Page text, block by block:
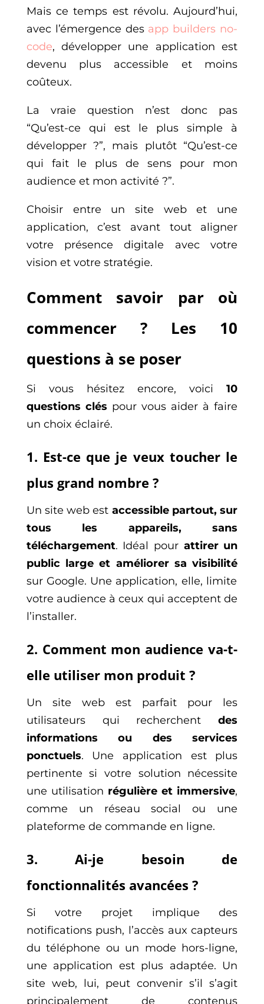
Mais ce temps est révolu. Aujourd’hui,
avec l’émergence des app builders no-
code, développer une application est
devenu plus accessible et moins
coûteux.
La vraie question n’est donc pas
“Qu’est-ce qui est le plus simple à
développer ?”, mais plutôt “Qu’est-ce
qui fait le plus de sens pour mon
audience et mon activité ?”.
Choisir entre un site web et une
application, c’est avant tout aligner
votre présence digitale avec votre
vision et votre stratégie.
Comment savoir par où
commencer ? Les 10
questions à se poser
Si vous hésitez encore, voici10
questions clés pour vous aider à faire
un choix éclairé.
1. Est-ce que je veux toucher le
plus grand nombre ?
Un site web est accessible partout, sur
tous les appareils, sans
téléchargement. Idéal pour attirer un
public large et améliorer sa visibilité
sur Google. Une application, elle, limite
votre audience à ceux qui acceptent de
l’installer.
2. Comment mon audience va-t-
elle utiliser mon produit ?
Un site web est parfait pour les
utilisateurs qui recherchentdes
informations ou des services
ponctuels. Une application est plus
pertinente si votre solution nécessite
une utilisation régulière et immersive,
comme un réseau social ou une
plateforme de commande en ligne.
3. Ai-je besoin de
fonctionnalités avancées ?
Si votre projet implique des
notifications push, l’accès aux capteurs
du téléphone ou un mode hors-ligne,
une application est plus adaptée. Un
site web, lui, peut convenir s’il s’agit
principalement de contenus